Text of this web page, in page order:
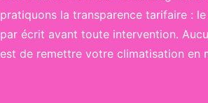
pratiquons la transparence tarifaire :
par écrit avant toute intervention.
est de remettre votre climatisation en